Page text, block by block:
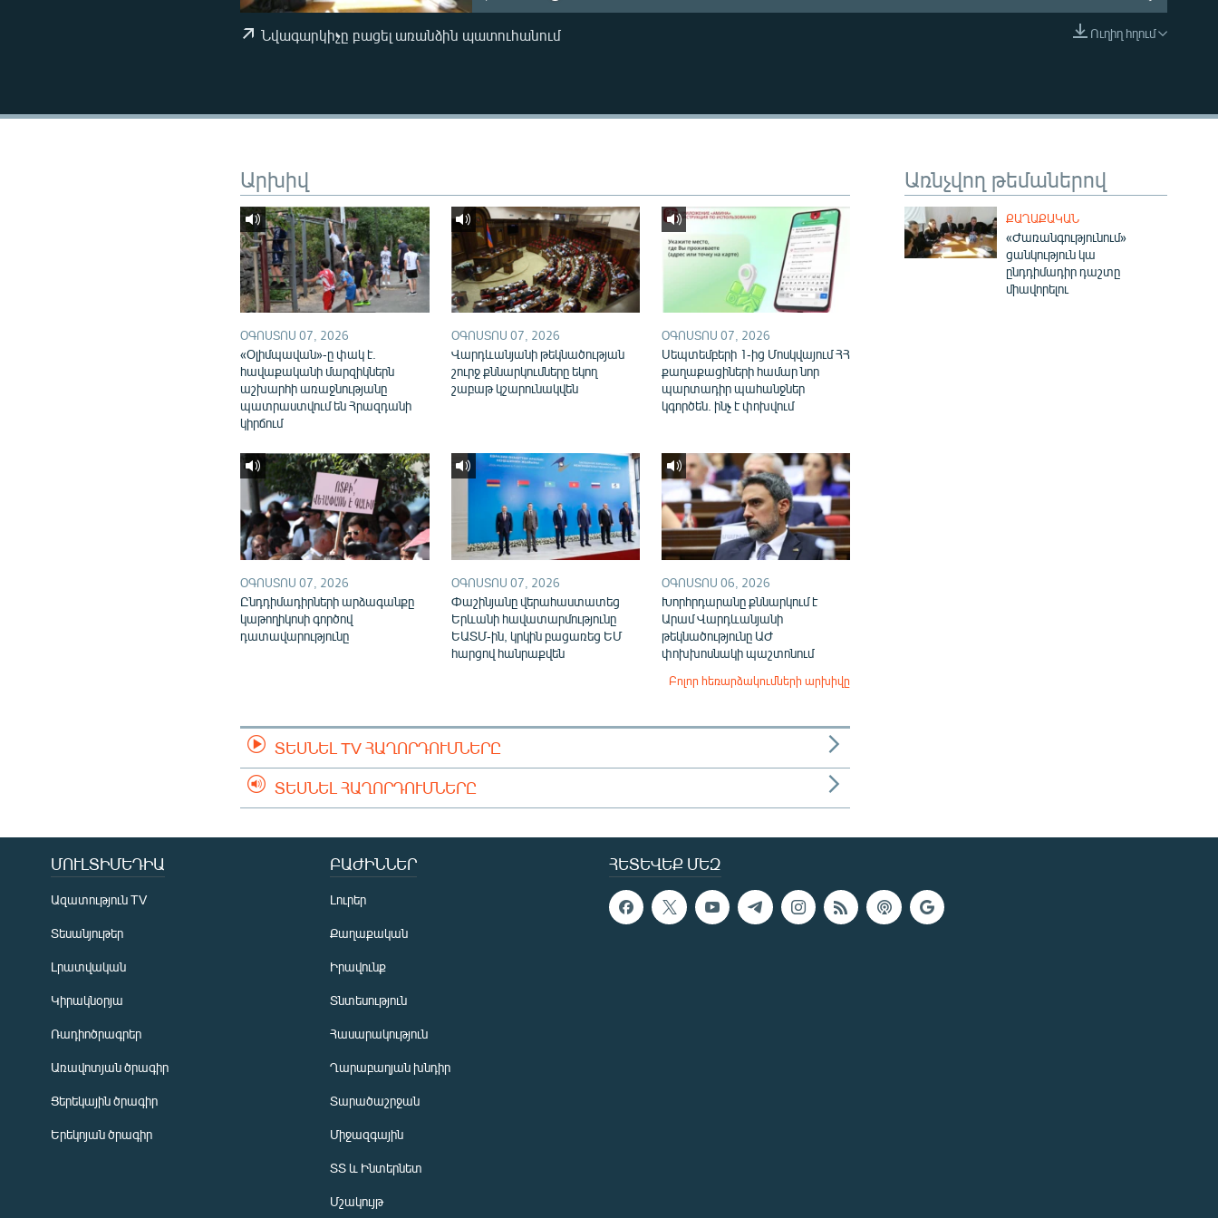
EMBED
Ուղիղ հղում
Նվագարկիչը բացել առանձին պատուհանում
Առնչվող թեմաներով
ՔԱՂԱՔԱԿԱՆ
«Ժառանգությունում»
ցանկություն կա
ընդդիմադիր դաշտը
միավորելու
Արխիվ
ՕԳՈՍՏՈՍ 07, 2026
«Օլիմպավան»-ը փակ է.
հավաքականի մարզիկներն
աշխարհի առաջնությանը
պատրաստվում են Հրազդանի
կիրճում
ՕԳՈՍՏՈՍ 07, 2026
Վարդևանյանի թեկնածության
շուրջ քննարկումները եկող
շաբաթ կշարունակվեն
ՕԳՈՍՏՈՍ 07, 2026
Սեպտեմբերի 1-ից Մոսկվայում ՀՀ
քաղաքացիների համար նոր
պարտադիր պահանջներ
կգործեն. ինչ է փոխվում
ՕԳՈՍՏՈՍ 07, 2026
Ընդդիմադիրների արձագանքը
կաթողիկոսի գործով
դատավարությունը
ՕԳՈՍՏՈՍ 07, 2026
Փաշինյանը վերահաստատեց
Երևանի հավատարմությունը
ԵԱՏՄ-ին, կրկին բացառեց ԵՄ
հարցով հանրաքվեն
ՕԳՈՍՏՈՍ 06, 2026
Խորհրդարանը քննարկում է
Արամ Վարդևանյանի
թեկնածությունը ԱԺ
փոխխոսնակի պաշտոնում
Բոլոր հեռարձակումների արխիվը
ՏԵՍՆԵԼ TV ՀԱՂՈՐԴՈՒՄՆԵՐԸ
ՏԵՍՆԵԼ ՀԱՂՈՐԴՈՒՄՆԵՐԸ
ՀԵՏԵՎԵՔ ՄԵԶ
ՄՈՒԼՏԻՄԵԴԻԱ
Ազատություն TV
Տեսանյութեր
Լրատվական
Կիրակնօրյա
Ռադիոծրագրեր
Առավոտյան ծրագիր
Ցերեկային ծրագիր
Երեկոյան ծրագիր
ԲԱԺԻՆՆԵՐ
Լուրեր
Քաղաքական
Իրավունք
Տնտեսություն
Հասարակություն
Ղարաբաղյան խնդիր
Տարածաշրջան
Միջազգային
ՏՏ և Ինտերնետ
Մշակույթ